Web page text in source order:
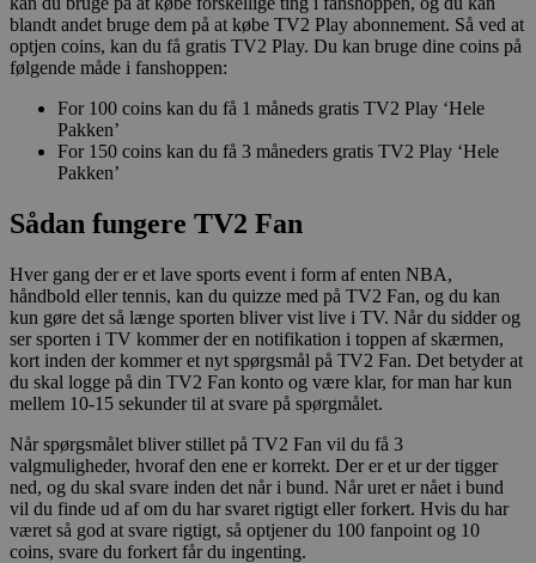
blandt andet bruge dem på at købe TV2 Play abonnement. Så ved at
optjen coins, kan du få gratis TV2 Play. Du kan bruge dine coins på
følgende måde i fanshoppen:
For 100 coins kan du få 1 måneds gratis TV2 Play ‘Hele
Pakken’
For 150 coins kan du få 3 måneders gratis TV2 Play ‘Hele
Pakken’
Sådan fungere TV2 Fan
Hver gang der er et lave sports event i form af enten NBA,
håndbold eller tennis, kan du quizze med på TV2 Fan, og du kan
kun gøre det så længe sporten bliver vist live i TV. Når du sidder og
ser sporten i TV kommer der en notifikation i toppen af skærmen,
kort inden der kommer et nyt spørgsmål på TV2 Fan. Det betyder at
du skal logge på din TV2 Fan konto og være klar, for man har kun
mellem 10-15 sekunder til at svare på spørgmålet.
Når spørgsmålet bliver stillet på TV2 Fan vil du få 3
valgmuligheder, hvoraf den ene er korrekt. Der er et ur der tigger
ned, og du skal svare inden det når i bund. Når uret er nået i bund
vil du finde ud af om du har svaret rigtigt eller forkert. Hvis du har
været så god at svare rigtigt, så optjener du 100 fanpoint og 10
coins, svare du forkert får du ingenting.